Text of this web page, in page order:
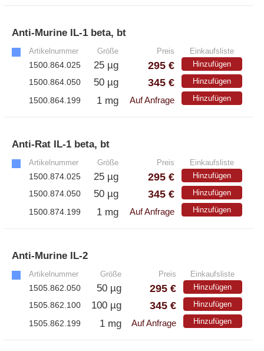
Anti-Murine IL-1 beta, bt
Artikelnummer Größe Preis Einkaufsliste
1500.864.025 25 µg 295 € Hinzufügen
1500.864.050 50 µg 345 € Hinzufügen
1500.864.199 1 mg Auf Anfrage Hinzufügen
Anti-Rat IL-1 beta, bt
Artikelnummer Größe Preis Einkaufsliste
1500.874.025 25 µg 295 € Hinzufügen
1500.874.050 50 µg 345 € Hinzufügen
1500.874.199 1 mg Auf Anfrage Hinzufügen
Anti-Murine IL-2
Artikelnummer Größe Preis Einkaufsliste
1505.862.050 50 µg 295 € Hinzufügen
1505.862.100 100 µg 345 € Hinzufügen
1505.862.199 1 mg Auf Anfrage Hinzufügen